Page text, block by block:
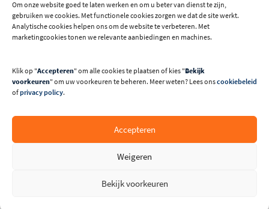
Om onze website goed te laten werken en om u beter van dienst te zijn,
gebruiken we cookies. Met functionele cookies zorgen we dat de site werkt.
Analytische cookies helpen ons om de website te verbeteren. Met
marketingcookies tonen we relevante aanbiedingen en machines.
Klik op "Accepteren" om alle cookies te plaatsen of kies "Bekijk
voorkeuren" om uw voorkeuren te beheren. Meer weten? Lees onscookiebeleid
ofprivacy policy.
Accepteren
Weigeren
Bekijk voorkeuren
Merk
Casadei
Serienummer
Max. zaagbladdiameter (mm)
400
Max. zaaghoogte 45º (mm)